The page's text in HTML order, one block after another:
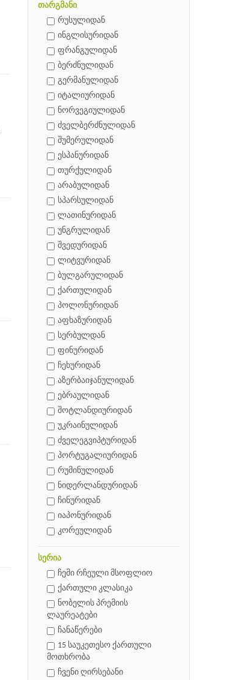
თარგმანი
რუსულიდან
ინგლისურიდან
ფრანგულიდან
ბერძნულიდან
გერმანულიდან
იტალიურიდან
ნორვეგიულიდან
ძველბერძნულიდან
შუმერულიდან
ესპანურიდან
თურქულიდან
არაბულიდან
სპარსულიდან
ლათინურიდან
უნგრულიდან
შვედურიდან
ლიტვურიდან
ბულგარულიდან
ქართულიდან
პოლონურიდან
აფხაზურიდან
სერბულდან
ფინურიდან
ჩეხურიდან
აზერბაიჯანულიდან
ებრაულიდან
შოტლანდიურიდან
უკრაინულიდან
ძველეგვიპტურიდან
პორტუგალიურიდან
რუმინულიდან
ნიდერლანდურიდან
ჩინურიდან
იაპონურიდან
კორეულიდან
სერია
ჩემი რჩეული მსოფლიო
ქართული კლასიკა
ნობელის პრემიის
ლაურეატები
ჩანაწერები
15 საუკეთესო ქართული
მოთხრობა
ჩვენი ღირსებანი